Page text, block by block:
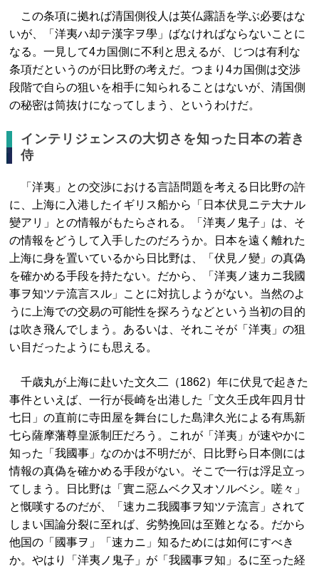
この条項に拠れば清国側役人は英仏露語を学ぶ必要はな
いが、「洋夷ハ却テ漢字ヲ學」ばなければならないことに
なる。一見して4カ国側に不利と思えるが、じつは有利な
条項だというのが日比野の考えだ。つまり4カ国側は交渉
段階で自らの狙いを相手に知られることはないが、清国側
の秘密は筒抜けになってしまう、というわけだ。
インテリジェンスの大切さを知った日本の若き
侍
「洋夷」との交渉における言語問題を考える日比野の許
に、上海に入港したイギリス船から「日本伏見ニテ大ナル
變アリ」との情報がもたらされる。「洋夷ノ鬼子」は、そ
の情報をどうして入手したのだろうか。日本を遠く離れた
上海に身を置いているから日比野は、「伏見ノ變」の真偽
を確かめる手段を持たない。だから、「洋夷ノ速カニ我國
事ヲ知ツテ流言スル」ことに対抗しようがない。当然のよ
うに上海での交易の可能性を探ろうなどという当初の目的
は吹き飛んでしまう。あるいは、それこそが「洋夷」の狙
い目だったようにも思える。
千歳丸が上海に赴いた文久二（1862）年に伏見で起きた
事件といえば、一行が長崎を出港した「文久壬戌年四月廿
七日」の直前に寺田屋を舞台にした島津久光による有馬新
七ら薩摩藩尊皇派制圧だろう。これが「洋夷」が速やかに
知った「我國事」なのかは不明だが、日比野ら日本側には
情報の真偽を確かめる手段がない。そこで一行は浮足立っ
てしまう。日比野は「實ニ惡ムベク又オソルベシ。嗟々」
と慨嘆するのだが、「速カニ我國事ヲ知ツテ流言」されて
しまい国論分裂に至れば、劣勢挽回は至難となる。だから
他国の「國事ヲ」「速カニ」知るためには如何にすべき
か。やはり「洋夷ノ鬼子」が「我國事ヲ知」るに至った経